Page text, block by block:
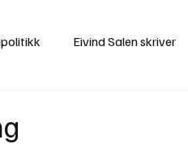
Eivind Salen skriver